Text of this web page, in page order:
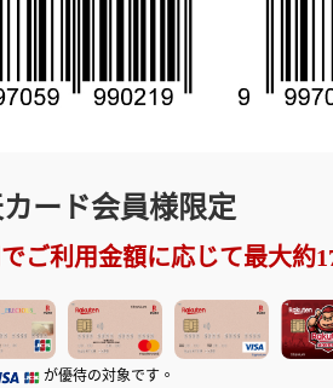
ード会員様限定
ご利用金額に応じて最大約
が優待の対象です。